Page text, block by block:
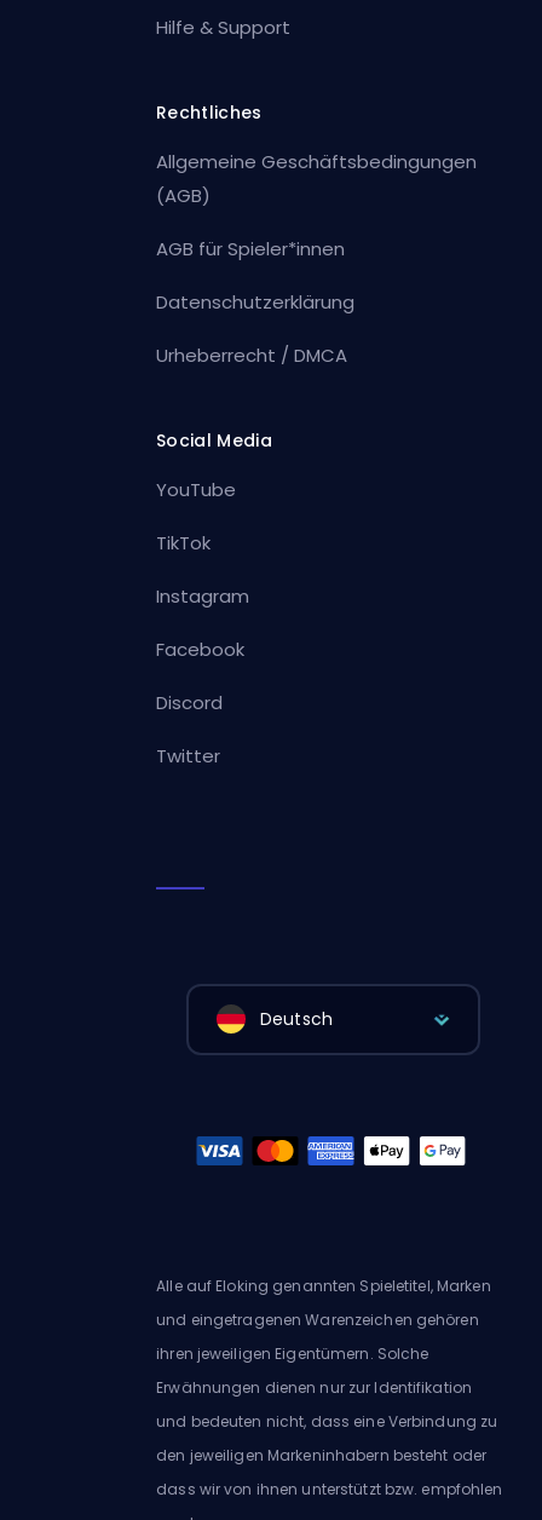
Hilfe & Support
Rechtliches
Allgemeine Geschäftsbedingungen
(AGB)
AGB für Spieler*innen
Datenschutzerklärung
Urheberrecht / DMCA
Social Media
YouTube
TikTok
Instagram
Facebook
Discord
Twitter
Deutsch
Alle auf Eloking genannten Spieletitel, Marken
und eingetragenen Warenzeichen gehören
ihren jeweiligen Eigentümern. Solche
Erwähnungen dienen nur zur Identifikation
und bedeuten nicht, dass eine Verbindung zu
den jeweiligen Markeninhabern besteht oder
dass wir von ihnen unterstützt bzw. empfohlen